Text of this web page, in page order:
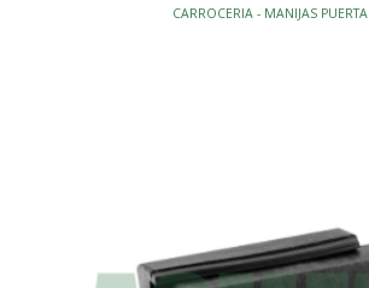
CARROCERIA - MANIJAS PUERTA